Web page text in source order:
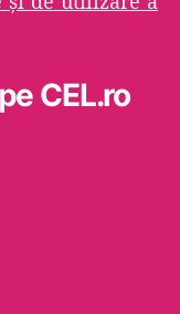
CEL.ro